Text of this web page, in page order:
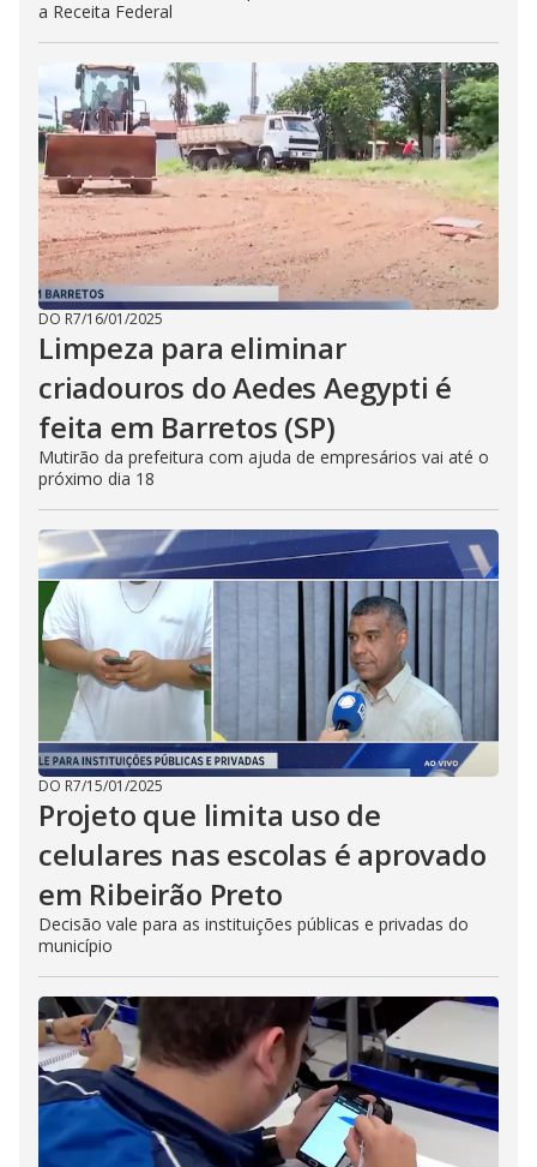
a Receita Federal
DO R7/16/01/2025
Limpeza para eliminar
criadouros do Aedes Aegypti é
feita em Barretos (SP)
Mutirão da prefeitura com ajuda de empresários vai até o
próximo dia 18
DO R7/15/01/2025
Projeto que limita uso de
celulares nas escolas é aprovado
em Ribeirão Preto
Decisão vale para as instituições públicas e privadas do
município